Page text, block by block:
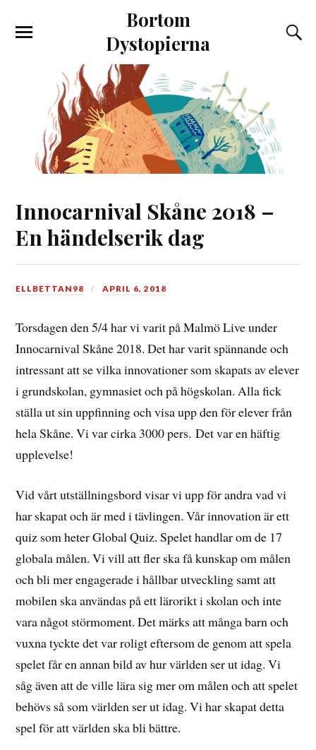
Bortom
Dystopierna
Innocarnival Skåne 2018 –
En händelserik dag
ELLBETTAN98 APRIL 6, 2018
Torsdagen den 5/4 har vi varit på Malmö Live under
Innocarnival Skåne 2018. Det har varit spännande och
intressant att se vilka innovationer som skapats av elever
i grundskolan, gymnasiet och på högskolan. Alla fick
ställa ut sin uppfinning och visa upp den för elever från
hela Skåne. Vi var cirka 3000 pers. Det var en häftig
upplevelse!
Vid vårt utställningsbord visar vi upp för andra vad vi
har skapat och är med i tävlingen. Vår innovation är ett
quiz som heter Global Quiz. Spelet handlar om de 17
globala målen. Vi vill att fler ska få kunskap om målen
och bli mer engagerade i hållbar utveckling samt att
mobilen ska användas på ett lärorikt i skolan och inte
vara något störmoment. Det märks att många barn och
vuxna tyckte det var roligt eftersom de genom att spela
spelet får en annan bild av hur världen ser ut idag. Vi
såg även att de ville lära sig mer om målen och att spelet
behövs så som världen ser ut idag. Vi har skapat detta
spel för att världen ska bli bättre.